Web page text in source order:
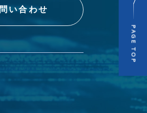
い合わせ
PAGE TOP